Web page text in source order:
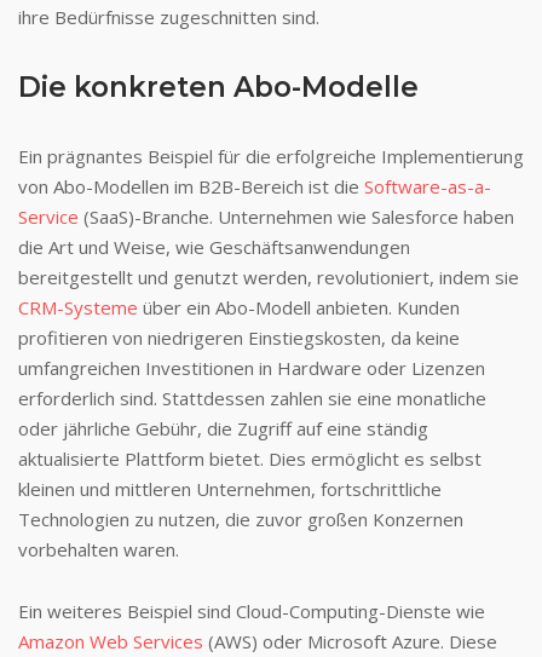
ihre Bedürfnisse zugeschnitten sind.
Die konkreten Abo-Modelle
Ein prägnantes Beispiel für die erfolgreiche Implementierung
von Abo-Modellen im B2B-Bereich ist die Software-as-a-
Service (SaaS)-Branche. Unternehmen wie Salesforce haben
die Art und Weise, wie Geschäftsanwendungen
bereitgestellt und genutzt werden, revolutioniert, indem sie
CRM-Systeme über ein Abo-Modell anbieten. Kunden
profitieren von niedrigeren Einstiegskosten, da keine
umfangreichen Investitionen in Hardware oder Lizenzen
erforderlich sind. Stattdessen zahlen sie eine monatliche
oder jährliche Gebühr, die Zugriff auf eine ständig
aktualisierte Plattform bietet. Dies ermöglicht es selbst
kleinen und mittleren Unternehmen, fortschrittliche
Technologien zu nutzen, die zuvor großen Konzernen
vorbehalten waren.
Ein weiteres Beispiel sind Cloud-Computing-Dienste wie
Amazon Web Services (AWS) oder Microsoft Azure. Diese